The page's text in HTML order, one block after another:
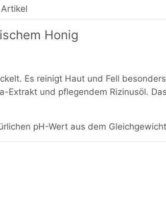
Honig
Es reinigt Haut und Fell
und pflegendem Rizinusöl.
pH-Wert aus dem